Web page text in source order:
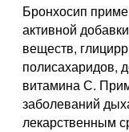
Бронхосип
активной
веществ,
полисахаридов,
витамина С.
заболеваний
лекарственным